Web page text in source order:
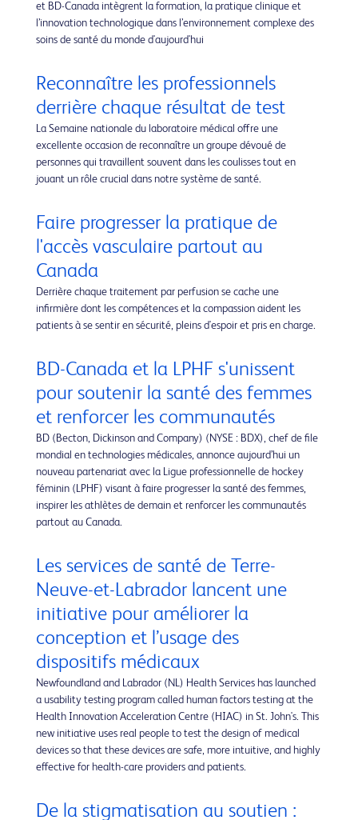
et BD-Canada intègrent la formation, la pratique clinique et
l’innovation technologique dans l’environnement complexe des
soins de santé du monde d'aujourd'hui
Reconnaître les professionnels
derrière chaque résultat de test
La Semaine nationale du laboratoire médical offre une
excellente occasion de reconnaître un groupe dévoué de
personnes qui travaillent souvent dans les coulisses tout en
jouant un rôle crucial dans notre système de santé.
Faire progresser la pratique de
l'accès vasculaire partout au
Canada
Derrière chaque traitement par perfusion se cache une
infirmière dont les compétences et la compassion aident les
patients à se sentir en sécurité, pleins d'espoir et pris en charge.
BD-Canada et la LPHF s'unissent
pour soutenir la santé des femmes
et renforcer les communautés
BD (Becton, Dickinson and Company) (NYSE : BDX), chef de file
mondial en technologies médicales, annonce aujourd’hui un
nouveau partenariat avec la Ligue professionnelle de hockey
féminin (LPHF) visant à faire progresser la santé des femmes,
inspirer les athlètes de demain et renforcer les communautés
partout au Canada.
Les services de santé de Terre-
Neuve-et-Labrador lancent une
initiative pour améliorer la
conception et l’usage des
dispositifs médicaux
Newfoundland and Labrador (NL) Health Services has launched
a usability testing program called human factors testing at the
Health Innovation Acceleration Centre (HIAC) in St. John's. This
new initiative uses real people to test the design of medical
devices so that these devices are safe, more intuitive, and highly
effective for health-care providers and patients.
De la stigmatisation au soutien :